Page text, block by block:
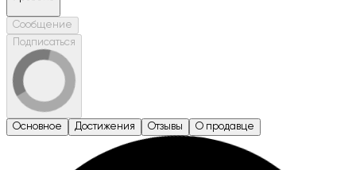
Сообщение
Подписаться
Основное Достижения Отзывы О продавце